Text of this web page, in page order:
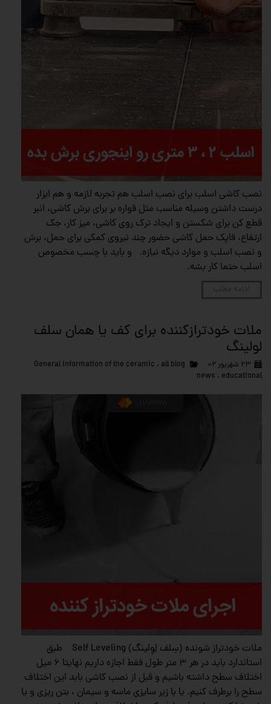
نصب کاشی اسلب برای نصب اسلب هم تجربه لازمه و هم ابزار
درست داشتن وسیله مناسب مثل قواره بر برای برش کاشی، انبر
قطع کن برای شکستن و ایجاد ترک روی کاشی، میز کار، جک
ارتفاع، قاپک حمل کاشی حضور چند نیروی کمکی برای حمل، برش
و نصب اسلب و موارد دیگه نیازه. و باید با چسب مخصوص
اسلب حتما کار بشه.
ملات خودترازکننده برای کف یا همان سلف
لولینگ
۲۳ شهریور ۰۲ General information of the ceramic ، all blog
news ، educational
ملات خودتراز شونده (سِلف لِوِلینگ) Self Leveling طبق
استاندارد باید در هر ۳ متر طول فقط اجازه داریم نهایتا ۶ میل
اختلاف سطح داشته باشیم و قبل از نصب کاشی بابد این اختلاف
سطح را برطرف کنیم. یا با زیر سایزی ماسه و سیمان ، بتن ریزی و یا